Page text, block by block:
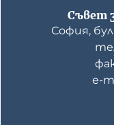
Съвет
София,
е-